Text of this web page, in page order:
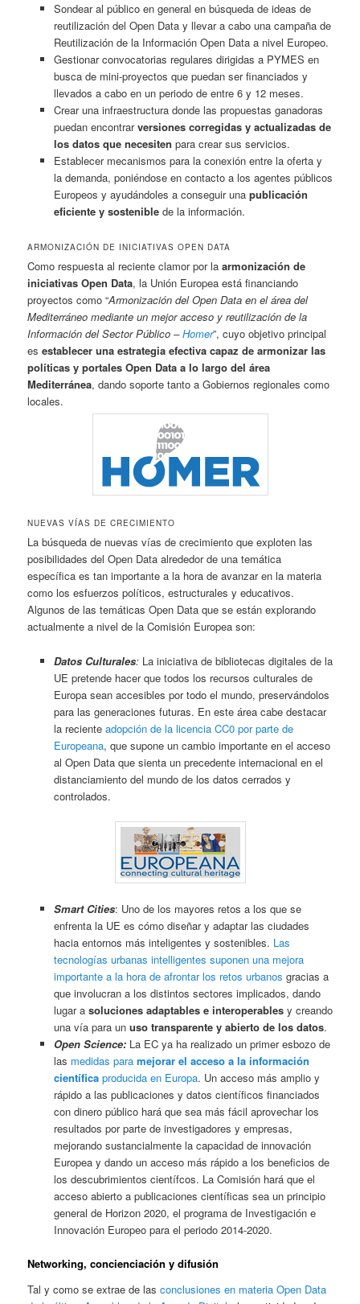
Sondear al público en general en búsqueda de ideas de
reutilización del Open Data y llevar a cabo una campaña de
Reutilización de la Información Open Data a nivel Europeo.
Gestionar convocatorias regulares dirigidas a PYMES en
busca de mini-proyectos que puedan ser financiados y
llevados a cabo en un periodo de entre 6 y 12 meses.
Crear una infraestructura donde las propuestas ganadoras
puedan encontrarversiones corregidas y actualizadas de
los datos que necesiten para crear sus servicios.
Establecer mecanismos para la conexión entre la oferta y
la demanda, poniéndose en contacto a los agentes públicos
Europeos y ayudándoles a conseguir una publicación
eficiente y sosteniblede la información.
ARMONIZACIÓN DE INICIATIVAS OPEN DATA
Como respuesta al reciente clamor por laarmonización de
iniciativas Open Data, la Unión Europea está financiando
proyectos como “Armonización del Open Data en el área del
Mediterráneo mediante un mejor acceso y reutilización de la
Información del Sector Público –Homer”, cuyo objetivo principal
esestablecer una estrategia efectiva capaz de armonizar las
políticas y portales Open Data a lo largo del área
Mediterránea, dando soporte tanto a Gobiernos regionales como
locales.
NUEVAS VÍAS DE CRECIMIENTO
La búsqueda de nuevas vías de crecimiento que exploten las
posibilidades del Open Data alrededor de una temática
específica es tan importante a la hora de avanzar en la materia
como los esfuerzos políticos, estructurales y educativos.
Algunos de las temáticas Open Data que se están explorando
actualmente a nivel de la Comisión Europea son:
Datos Culturales:La iniciativa de bibliotecas digitales de la
UE pretende hacer que todos los recursos culturales de
Europa sean accesibles por todo el mundo, preservándolos
para las generaciones futuras. En este área cabe destacar
la reciente adopción de la licencia CC0 por parte de
Europeana, que supone un cambio importante en el acceso
al Open Data que sienta un precedente internacional en el
distanciamiento del mundo de los datos cerrados y
controlados.
Smart Cities: Uno de los mayores retos a los que se
enfrenta la UE es cómo diseñar y adaptar las ciudades
hacia entornos más inteligentes y sostenibles. Las
tecnologías urbanas intelligentes suponen una mejora
importante a la hora de afrontar los retos urbanos gracias a
que involucran a los distintos sectores implicados, dando
lugar a soluciones adaptables e interoperablesy creando
una vía para un uso transparente y abierto de los datos.
Open Science:La EC ya ha realizado un primer esbozo de
las medidas para mejorar el acceso a la información
científica producida en Europa. Un acceso más amplio y
rápido a las publicaciones y datos científicos financiados
con dinero público hará que sea más fácil aprovechar los
resultados por parte de investigadores y empresas,
mejorando sustancialmente la capacidad de innovación
Europea y dando un acceso más rápido a los beneficios de
los descubrimientos científcos. La Comisión hará que el
acceso abierto a publicaciones científicas sea un principio
general de Horizon 2020, el programa de Investigación e
Innovación Europeo para el periodo 2014-2020.
Networking, concienciación y difusión
Tal y como se extrae de lasconclusiones en materia Open Data